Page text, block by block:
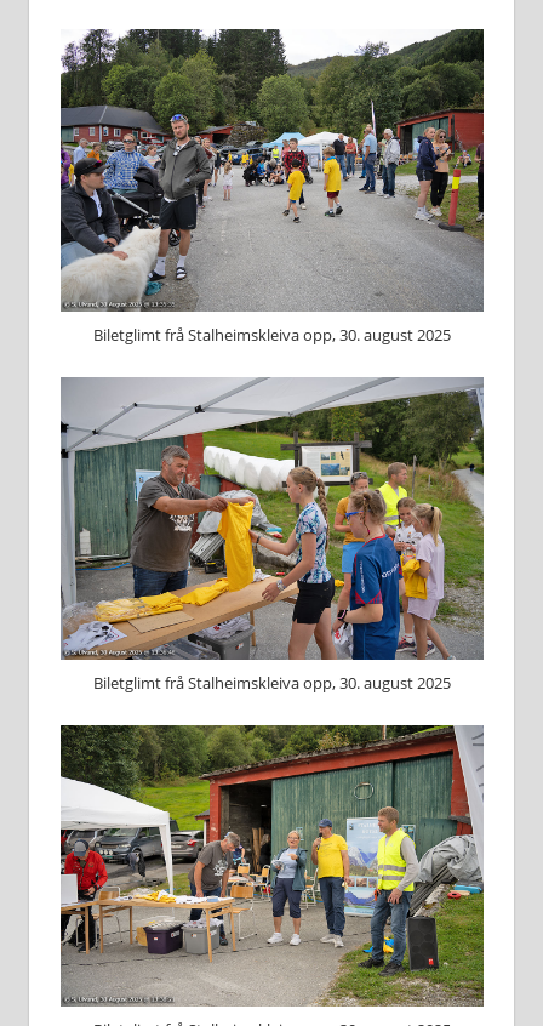
Biletglimt frå Stalheimskleiva opp, 30. august 2025
Biletglimt frå Stalheimskleiva opp, 30. august 2025